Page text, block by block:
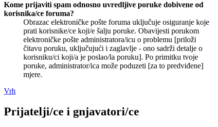
Kome prijaviti spam odnosno uvredljive poruke dobivene od
korisnika/ce foruma?
Obrazac elektroničke pošte foruma uključuje osiguranje koje
prati korisnike/ce koji/e šalju poruke. Obavijesti porukom
elektroničke pošte administratora/icu o problemu [priloži
čitavu poruku, uključujući i zaglavlje - ono sadrži detalje o
korisniku/ci koji/a je poslao/la poruku]. Po primitku tvoje
poruke, administrator/ica može poduzeti [za to predviđene]
mjere.
Vrh
Prijatelji/ce i gnjavatori/ce